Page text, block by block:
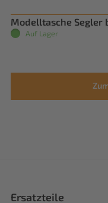
Modelltasche Segler
Auf Lager
Ersatzteile